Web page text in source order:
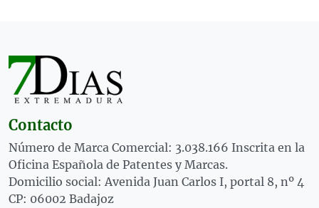
Contacto
Número de Marca Comercial: 3.038.166 Inscrita en la
Oficina Española de Patentes y Marcas.
Domicilio social: Avenida Juan Carlos I, portal 8, nº 4
CP: 06002 Badajoz